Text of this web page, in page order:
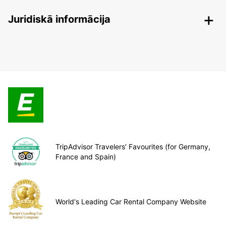
Juridiskā informācija
TripAdvisor Travelers’ Favourites (for Germany,
France and Spain)
World's Leading Car Rental Company Website